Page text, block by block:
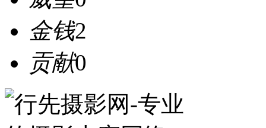
金钱2
贡献0